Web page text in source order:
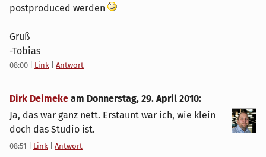
postproduced werden
Gruß
-Tobias
08:00 Link Antwort
Dirk Deimeke am Donnerstag, 29. April 2010:
Ja, das war ganz nett. Erstaunt war ich, wie klein
doch das Studio ist.
08:51 Link Antwort